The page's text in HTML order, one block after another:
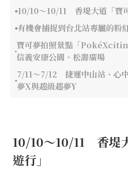
10/10～10/11 香堤大道「寶
有機會捕捉到台北站專屬的粉
寶可夢拍照景點「
信義安康公園、松壽廣場
7/11～7/12 捷運中山站、心
夢X與超級超夢Y
10/10～10/11 香堤
遊行」